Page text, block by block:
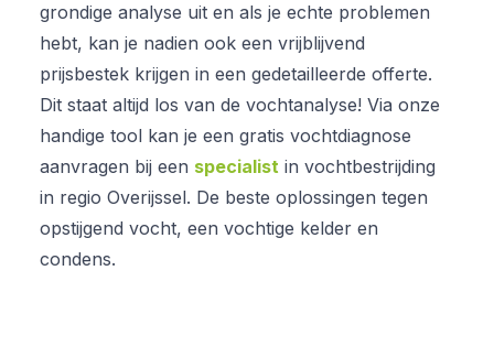
grondige analyse uit en als je echte problemen
hebt, kan je nadien ook een vrijblijvend
prijsbestek krijgen in een gedetailleerde offerte.
Dit staat altijd los van de vochtanalyse! Via onze
handige tool kan je een gratis vochtdiagnose
aanvragen bij een specialist in vochtbestrijding
in regio Overijssel. De beste oplossingen tegen
opstijgend vocht, een vochtige kelder en
condens.